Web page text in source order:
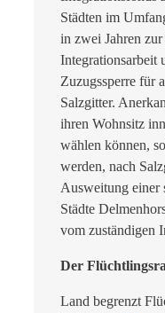
Städten im
in zwei Jahren
Integrationsarbeit
Zuzugssperre für
Salzgitter.
ihren Wohnsitz
wählen können,
werden, nach
Ausweitung einer
Städte
vom zuständigen
Der
Land begrenzt